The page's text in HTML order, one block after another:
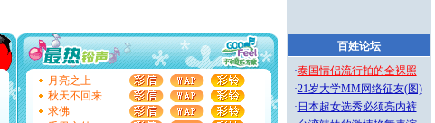
[圣诞节]不只这样的日子才会想起你,而是这样的日子才
能正大光明地骚扰你,告诉你,圣诞要快乐!新年要快乐!天
天都要快乐噢!
[圣诞节]
奉上一颗祝福的心,在这个特别的日子里,愿幸福,
如意,快乐,鲜花,一切美好的祝愿与你同在.圣诞快乐!
[元旦]
看到你我会触电；看不到你我要充电；没有你我会
月亮之上
秋天不回来
求佛
百姓论坛
·泰国情侣流行拍的全裸照
·21岁大学MM网络征友(图)
· 日本超女选秀必须亮内裤